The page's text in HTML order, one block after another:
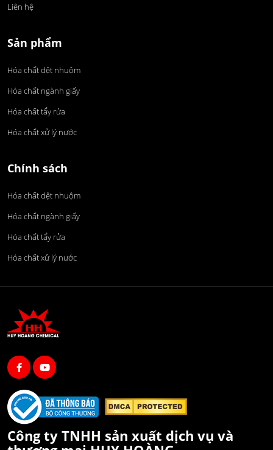
Liên hệ
Sản phẩm
Hóa chất dệt nhuộm
Hóa chất ngành giấy
Hóa chất tẩy rửa
Hóa chất xử lý nước
Chính sách
Hóa chất dệt nhuộm
Hóa chất ngành giấy
Hóa chất tẩy rửa
Hóa chất xử lý nước
Công ty TNHH sản xuất dịch vụ và